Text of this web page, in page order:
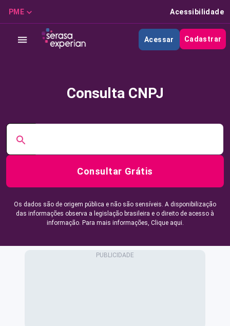
PME Acessibilidade
Acessar Cadastrar
Consulta CNPJ
Consultar Grátis
Os dados são de origem pública e não são sensíveis. A disponibilização
das informações observa a legislação brasileira e o direito de acesso à
informação. Para mais informações, Clique aqui.